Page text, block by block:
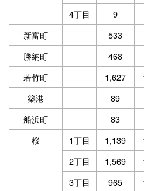
4丁目
9
新富町
533
勝納町
468
若竹町
1,627
築港
89
船浜町
83
桜
1丁目 1,139
2丁目
1,569
3丁目
965